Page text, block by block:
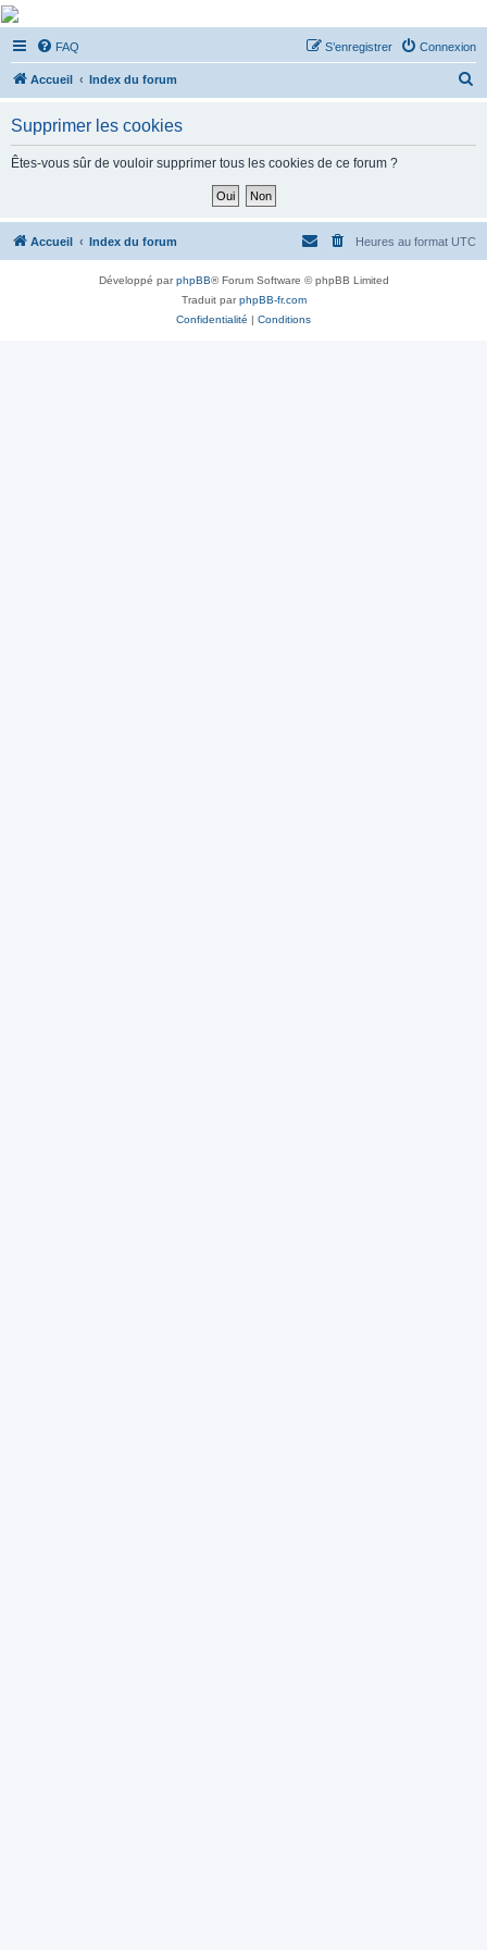
De Musicae Militari -
Forums
Forums de discussions
FAQ Connexion
S’enregistrer
Accueil Index du forum
h
Supprimer les cookies
Êtes-vous sûr de vouloir supprimer tous les cookies de ce forum ?
Accueil Index du forum Heures au format UTC
Développé parphpBB® Forum Software © phpBB Limited
Traduit parphpBB-fr.com
Confidentialité | Conditions